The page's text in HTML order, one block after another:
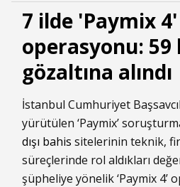
7 ilde 'Paymix 4'
operasyonu: 59
gözaltına alındı
İstanbul Cumhuriyet
yürütülen ‘Paymix’
dışı bahis sitelerinin teknik,
süreçlerinde rol aldıkları
şüpheliye yönelik ‘Paymix 4’